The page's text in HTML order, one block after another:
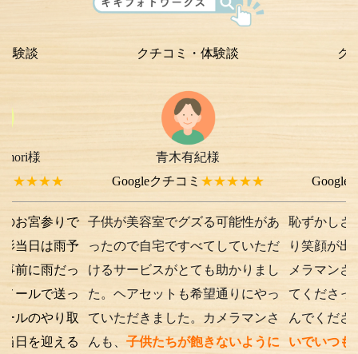
で
予
っ
っ
取
る
クチコミ・体験談
青木有紀様
Googleクチコミ★★★★★
子供が美容室でグズる可能性があ
ったので自宅ですべてしていただ
けるサービスがとても助かりまし
た。ヘアセットも希望通りにやっ
ていただきました。カメラマンさ
んも、子供たちが飽きないように
クチコミ・
Googleクチコミ
恥ずかしさから最初
り笑顔が出ない子供
メラマンさんが根気
てくださったり落ち
んでくださったり、
いでいつもの笑顔が